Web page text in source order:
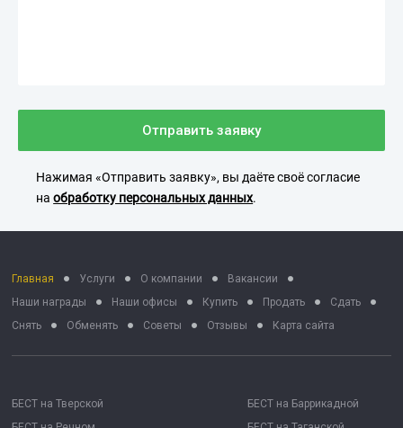
Отправить заявку
Нажимая «Отправить заявку», вы даёте своё согласие
наобработку персональных данных.
Главная Услуги О компании
Вакансии
Наши награды
Наши офисы Купить Продать
Сдать
Снять
Обменять Советы Отзывы Карта сайта
БЕСТ на Тверской
БЕСТ на Баррикадной